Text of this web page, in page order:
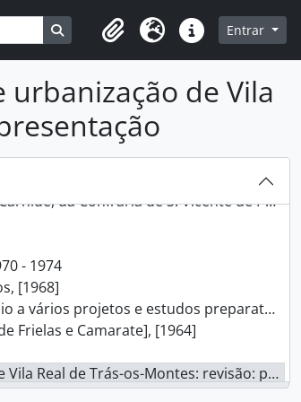
Busque na página de navegação
Clipboard
Idioma Ligações rápidas
Entrar
de Vila
de Vila Nova, Portalegre, 1969 - 1970
- 1972
- 1973
da Confraria de S. Vicente de Paulo, [s.d.]
- 1974
[1968]
e estudos preparatórios, [1964] - 1973
Frielas e Camarate], [1964]
Montes: revisão: planta de apresentação, [s.d.]
Montes: revisão: planta de apresentação, [s.d.]